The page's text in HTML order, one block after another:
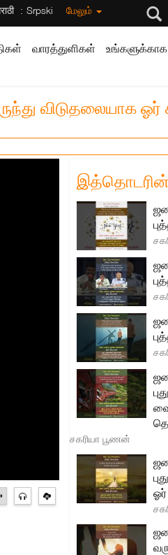
Srpski மேலும்
வாரத்துளிகள் உங்களுக்காக
விடுதலையாக
சகரியா பூணன்